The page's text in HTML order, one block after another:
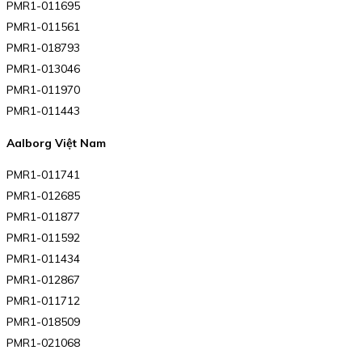
PMR1-011695
PMR1-011561
PMR1-018793
PMR1-013046
PMR1-011970
PMR1-011443
Aalborg Việt Nam
PMR1-011741
PMR1-012685
PMR1-011877
PMR1-011592
PMR1-011434
PMR1-012867
PMR1-011712
PMR1-018509
PMR1-021068